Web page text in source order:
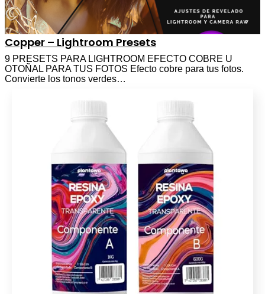
Copper – Lightroom Presets
9 PRESETS PARA LIGHTROOM EFECTO COBRE U
OTOÑAL PARA TUS FOTOS Efecto cobre para tus fotos.
Convierte los tonos verdes…